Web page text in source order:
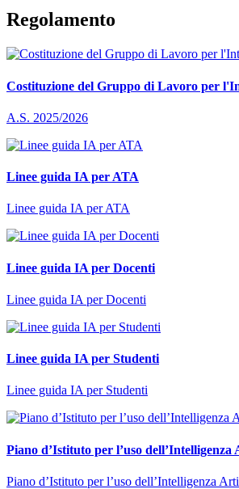
Regolamento
Costituzione del Gruppo di Lavoro per
A.S. 2025/2026
Linee guida IA per ATA
Linee guida IA per ATA
Linee guida IA per Docenti
Linee guida IA per Docenti
Linee guida IA per Studenti
Linee guida IA per Studenti
Piano d’Istituto per l’uso dell’Intelligenza
Piano d’Istituto per l’uso dell’Intelligenza